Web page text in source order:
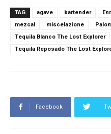
TAG agave bartender
mezcal
miscelazione
Tequila Blanco The Lost Explorer
Tequila Reposado The Lost
Facebook